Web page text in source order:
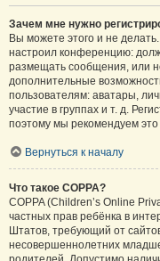
Зачем мне нужно
Вы можете этого и не
настроил конференцию:
размещать сообщения, или
дополнительные
пользователям: аватары,
участие в группах и т. д.
поэтому мы рекомендуем это
Вернуться к началу
Что такое COPPA?
COPPA (Children’s Online
частных прав ребёнка в
Штатов, требующий от
несовершеннолетних